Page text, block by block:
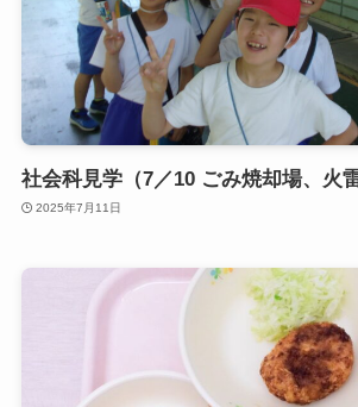
社会科見学（7／10 ごみ焼却場、火
2025年7月11日